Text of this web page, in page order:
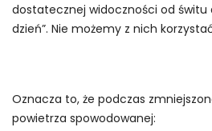
dostatecznej widoczności od świtu
dzień”. Nie możemy z nich
Oznacza to, że podczas
powietrza spowodowanej: